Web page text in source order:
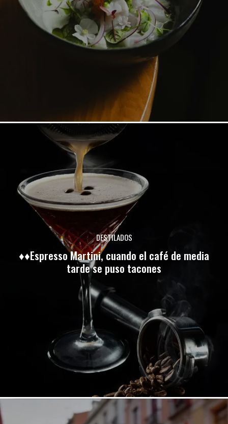
DESTILADOS
♦♦Espresso Martini, cuando el café de media
tarde se puso tacones